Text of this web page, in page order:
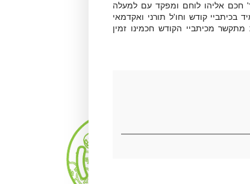
חכם אליהו לוחם ומפקד עם למעלה
קודש וחו'ל תורני ואקדמאי
מכיתביי הקודש חכמינו זמין